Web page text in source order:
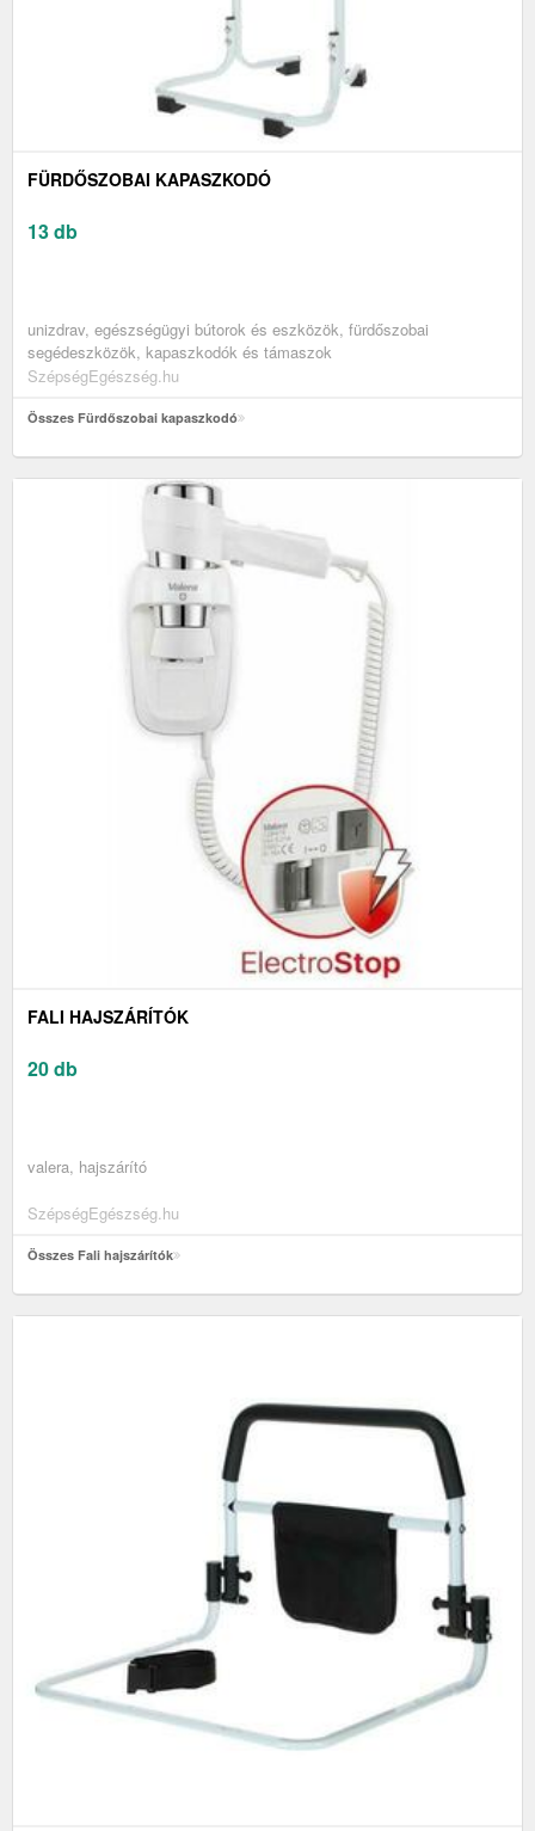
FÜRDŐSZOBAI KAPASZKODÓ
13 db
unizdrav, egészségügyi bútorok és eszközök, fürdőszobai
segédeszközök, kapaszkodók és támaszok
SzépségEgészség.hu
Összes Fürdőszobai kapaszkodó
FALI HAJSZÁRÍTÓK
20 db
valera, hajszárító
SzépségEgészség.hu
Összes Fali hajszárítók